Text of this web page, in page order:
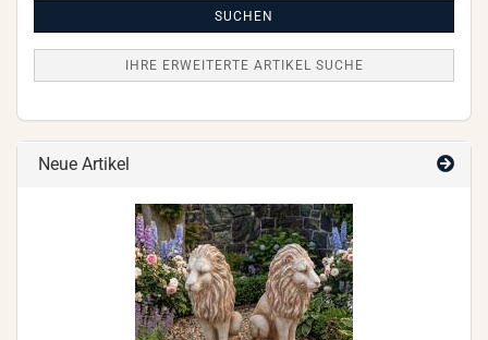
SUCHEN
IHRE ERWEITERTE ARTIKEL SUCHE
Neue Artikel